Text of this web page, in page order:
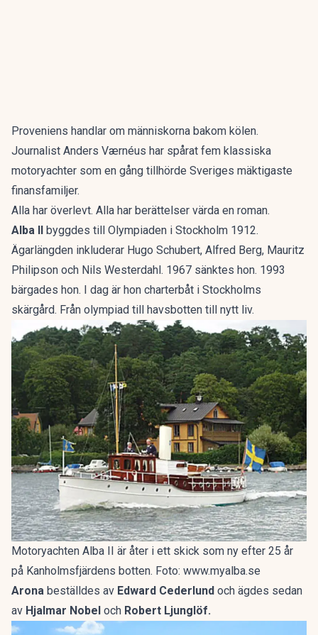
Proveniens handlar om människorna bakom kölen.
Journalist Anders Værnéus har spårat fem klassiska
motoryachter som en gång tillhörde Sveriges mäktigaste
finansfamiljer.
Alla har överlevt. Alla har berättelser värda en roman.
Alba II
byggdes till Olympiaden i Stockholm 1912.
Ägarlängden inkluderar Hugo Schubert, Alfred Berg, Mauritz
Philipson och Nils Westerdahl. 1967 sänktes hon. 1993
bärgades hon. I dag är hon charterbåt i Stockholms
skärgård. Från olympiad till havsbotten till nytt liv.
Motoryachten Alba II är åter i ett skick som ny efter 25 år
på Kanholmsfjärdens botten. Foto: www.myalba.se
Arona beställdes av Edward Cederlund och ägdes sedan
av Hjalmar Nobel och Robert Ljunglöf.